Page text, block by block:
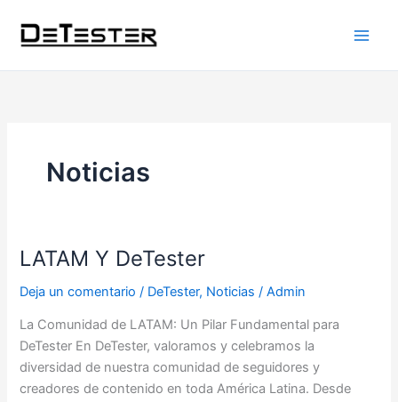
contenido
Noticias
LATAM Y DeTester
Deja un comentario / DeTester, Noticias /Admin
La Comunidad de LATAM: Un Pilar Fundamental para
DeTester En DeTester, valoramos y celebramos la
diversidad de nuestra comunidad de seguidores y
creadores de contenido en toda América Latina. Desde
LATAM
DeTester